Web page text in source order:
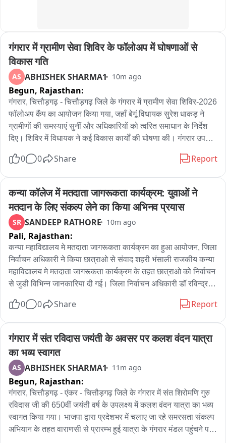
कार्रवाई की जा रही है।
इसके साथ ही युवक के सोशल मीडिया प्रोफाइल और अन्य अकाउंट्स की
भी छानबीन की जा रही है। पूरी जांच के बाद आगे आवश्यक वैधानिक कार्रवाई
की जाएगी।
गंगरार में ग्रामीण सेवा शिविर के फॉलोअप में घोषणाओं से
विकास गति
AS ABHISHEK SHARMA1 10m ago
Begun, Rajasthan:
गंगरार, चित्तौड़गढ़ - चित्तौड़गढ़ जिले के गंगरार में ग्रामीण सेवा शिविर-2026
फॉलोअप कैंप का आयोजन किया गया, जहाँ बेगूं विधायक सुरेश धाकड़ ने
ग्रामीणों की समस्याएं सुनीं और अधिकारियों को त्वरित समाधान के निर्देश
दिए। शिविर में विधायक ने कई विकास कार्यों की घोषणा की। गंगरार उपखंड
गई। वहीं जोजरो का खेड़ा में खेल मैदान के विकास के लिए 12 लाख,
चारभुजा नाथ मंदिर के बाहर सामुदायिक भवन निर्माण के लिए 10 लाख रुपये
की घोषणा की गई। शिविर में एसडीएम नेहा मिश्रा सहित अधिकारी,
जनप्रतिनिधि और भाजपा कार्यकर्ता मौजूद रहे।
0 0 Share Report
कन्या कॉलेज में मतदाता जागरूकता कार्यक्रम: युवाओं ने
मतदान के लिए संकल्प लेने का किया अभिनव प्रयास
SR SANDEEP RATHORE 10m ago
Pali, Rajasthan:
कन्या महाविद्यालय मे मतदाता जागरूकता कार्यक्रम का हुआ आयोजन, जिला
निर्वाचन अधिकारी ने किया छात्राओ से संवाद शहरी भंसाली राजकीय कन्या
महाविद्यालय मे मतदाता जागरूकता कार्यक्रम के तहत छात्राओ को निर्वाचन
से जुडी विभिन्न जानकारिया दी गई। जिला निर्वाचन अधिकारी डॉ रविन्द्र
के लोकतांत्रिक व्यवस्था को मजबूत बनाने में युवाओं की भागीदारी बेहद अहम
परिवार एवं आसपास के लोगों को भी मतदान के लिए प्रेरित करें। वही इस
दौरान छात्र-छात्राओं को मतदाता शपथ भी दिलाई गई, कार्यक्रम में उपखंड
अधिकारी विमलेंद्र राणावत भी मौजूद रहे
0 0 Share Report
गंगरार में संत रविदास जयंती के अवसर पर कलश वंदन यात्रा
का भव्य स्वागत
AS ABHISHEK SHARMA1 11m ago
Begun, Rajasthan:
गंगरार, चित्तौड़गढ़ - एंकर - चित्तौड़गढ़ जिले के गंगरार में संत शिरोमणि गुरु
रविदास जी की 650वीं जयंती वर्ष के उपलक्ष्य में कलश वंदन यात्रा का भव्य
स्वागत किया गया। भाजपा द्वारा प्रदेशभर में चलाए जा रहे समरसता संकल्प
अभियान के तहत वाराणसी से प्रारम्भ हुई यात्रा के गंगरार मंडल पहुंचने पर